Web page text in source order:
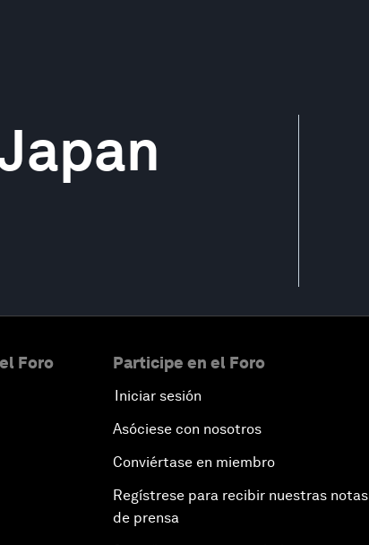
Foro Participe en el Foro
Iniciar sesión
Asóciese con nosotros
Conviértase en miembro
Regístrese para recibir nuestras notas
de prensa